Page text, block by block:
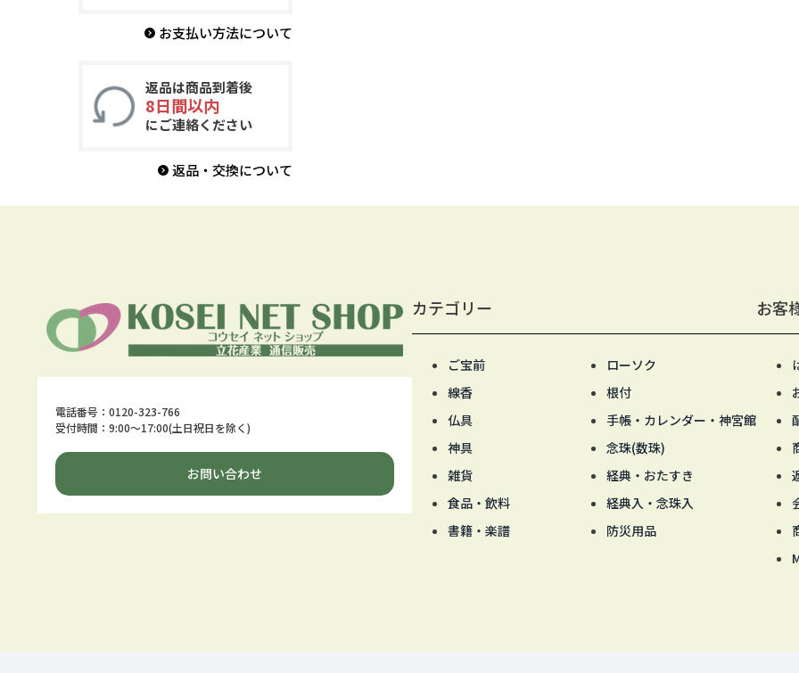
お支払い方法について
返品は商品到着後
8日間以内
にご連絡ください
返品・交換について
電話番号：0120-323-766
受付時間：9:00～17:00(土日祝日を除く)
お問い合わせ
カテゴリー
ご宝前
ローソク
線香
根付
仏具
手帳・カレンダー・神宮館
神具
念珠(数珠)
雑貨
経典・おたすき
食品・飲料
経典入・念珠入
書籍・楽譜
防災用品
お客